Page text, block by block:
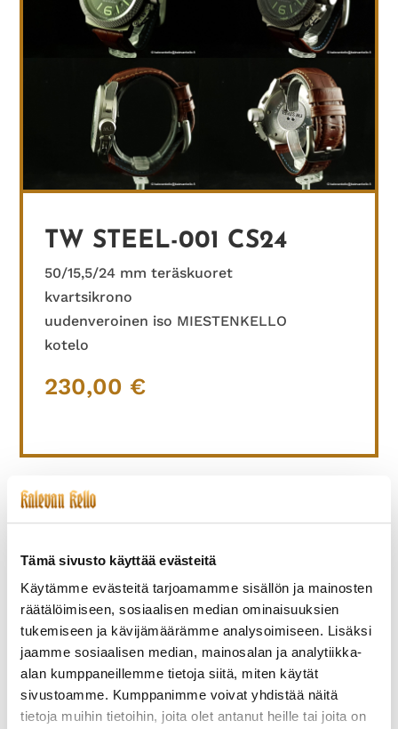
Tämä sivusto käyttää evästeitä
Käytämme evästeitä tarjoamamme sisällön ja mainosten
räätälöimiseen, sosiaalisen median ominaisuuksien
tukemiseen ja kävijämäärämme analysoimiseen. Lisäksi
jaamme sosiaalisen median, mainosalan ja analytiikka-
alan kumppaneillemme tietoja siitä, miten käytät
sivustoamme. Kumppanimme voivat yhdistää näitä
tietoja muihin tietoihin, joita olet antanut heille tai joita on
TW STEEL-001 CS24
50/15,5/24 mm teräskuoret
kvartsikrono
uudenveroinen iso MIESTENKELLO
kotelo
230,00 €
TUTUSTU MYÖS
ETERNA-008
CORUM-001